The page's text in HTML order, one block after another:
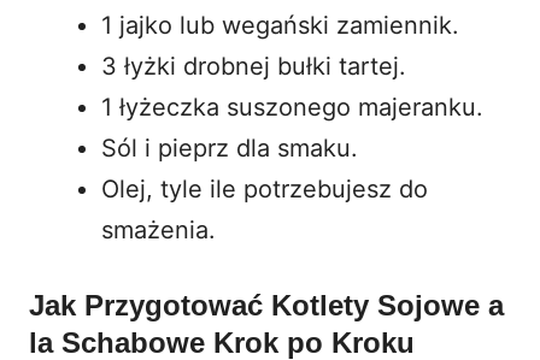
1 jajko lub wegański zamiennik.
3 łyżki drobnej bułki tartej.
1 łyżeczka suszonego majeranku.
Sól i pieprz dla smaku.
Olej, tyle ile potrzebujesz do
smażenia.
Jak Przygotować Kotlety Sojowe a
la Schabowe Krok po Kroku